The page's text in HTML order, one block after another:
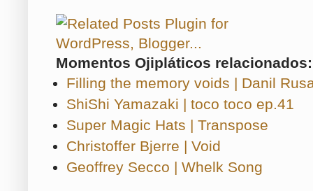
Momentos Ojipláticos relacionados:
Filling the memory voids | Danil
ShiShi Yamazaki | toco toco ep.41
Super Magic Hats | Transpose
Christoffer Bjerre | Void
Geoffrey Secco | Whelk Song